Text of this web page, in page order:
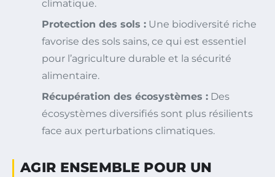
climatique.
Protection des sols : Une biodiversité riche
favorise des sols sains, ce qui est essentiel
pour l’agriculture durable et la sécurité
alimentaire.
Récupération des écosystèmes : Des
écosystèmes diversifiés sont plus résilients
face aux perturbations climatiques.
AGIR ENSEMBLE POUR UN